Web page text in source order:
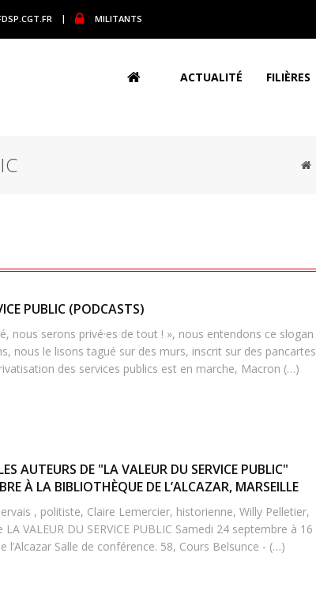
| MILITANTS
ACTUALITÉ FILIÈRES
PUBLIC (PODCASTS)
nous serons privé·es de tout ! », nous entendons ce slogan
nous le lisons tagué sur des murs, inscrit sur des pancartes
des services publics est en marche, Macron (…)
AUTEURS DE "LA VALEUR DU SERVICE PUBLIC"
À LA BIBLIOTHÈQUE DE L’ALCAZAR, MARSEILLE
, politiste, Claire Lemercier, historienne, Willy Pelletier,
VALEUR DU SERVICE PUBLIC Samedi 24 septembre à 16
l’Alcazar Salle de conférence. 58, Cours Belsunce - (…)